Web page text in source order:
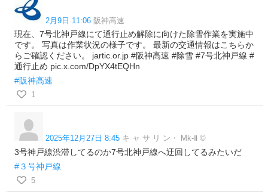
2月9日 11:06 阪神高速
現在、7号北神戸線にて通行止め解除に向けた除雪作業を実施中
です。 写真は作業状況の様子です。 最新の交通情報はこちらか
らご確認ください。 jartic.or.jp #阪神高速 #除雪 #7号北神戸線 #
通行止め pic.x.com/DpYX4tEQHn
#阪神高速
1
2025年12月27日 8:45 キ ャ サ リ ン・ Mk-Ⅱ ©️
3号神戸線渋滞してるのか7号北神戸線へ迂回してるみたいだ
#３号神戸線
5